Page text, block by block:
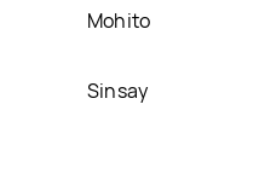
Mohito
Sinsay